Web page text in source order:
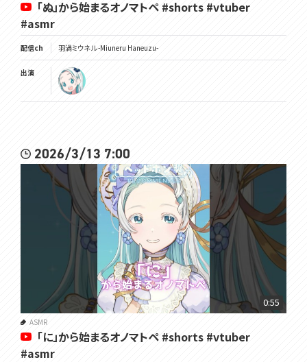
「ぬ」から始まるオノマトペ #shorts #vtuber
#asmr
配信ch 羽渦ミウネル -Miuneru Haneuzu-
出演
2026/3/13 7:00
0:55
ASMR
「に」から始まるオノマトペ #shorts #vtuber
#asmr